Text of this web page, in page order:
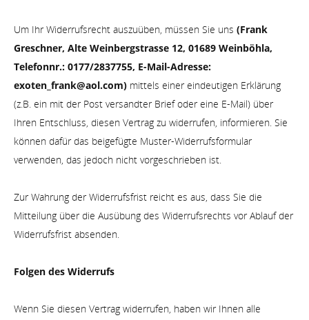
Um Ihr Widerrufsrecht auszuüben, müssen Sie uns (Frank
Greschner, Alte Weinbergstrasse 12, 01689 Weinböhla,
Telefonnr.: 0177/2837755, E-Mail-Adresse:
exoten_frank@aol.com) mittels einer eindeutigen Erklärung
(z.B. ein mit der Post versandter Brief oder eine E-Mail) über
Ihren Entschluss, diesen Vertrag zu widerrufen, informieren. Sie
können dafür das beigefügte Muster-Widerrufsformular
verwenden, das jedoch nicht vorgeschrieben ist.
Zur Wahrung der Widerrufsfrist reicht es aus, dass Sie die
Mitteilung über die Ausübung des Widerrufsrechts vor Ablauf der
Widerrufsfrist absenden.
Folgen des Widerrufs
Wenn Sie diesen Vertrag widerrufen, haben wir Ihnen alle